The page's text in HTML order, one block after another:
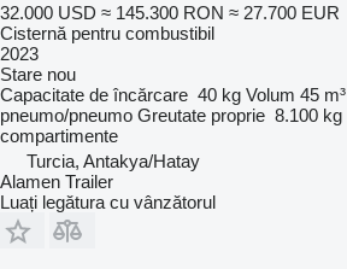
32.000 USD ≈ 145.300 RON ≈ 27.700 EUR
Cisternă pentru combustibil
2023
Stare nou
Capacitate de încărcare 40 kg Volum 45 m³
pneumo/pneumo Greutate proprie 8.100 kg
compartimente
Turcia, Antakya/Hatay
Alamen Trailer
Luați legătura cu vânzătorul